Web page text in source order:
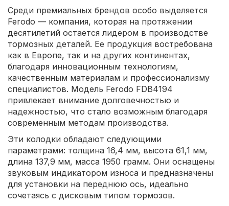
Среди премиальных брендов особо выделяется
Ferodo — компания, которая на протяжении
десятилетий остается лидером в производстве
тормозных деталей. Ее продукция востребована
как в Европе, так и на других континентах,
благодаря инновационным технологиям,
качественным материалам и профессионализму
специалистов. Модель Ferodo FDB4194
привлекает внимание долговечностью и
надежностью, что стало возможным благодаря
современным методам производства.
Эти колодки обладают следующими
параметрами: толщина 16,4 мм, высота 61,1 мм,
длина 137,9 мм, масса 1950 грамм. Они оснащены
звуковым индикатором износа и предназначены
для установки на переднюю ось, идеально
сочетаясь с дисковым типом тормозов.